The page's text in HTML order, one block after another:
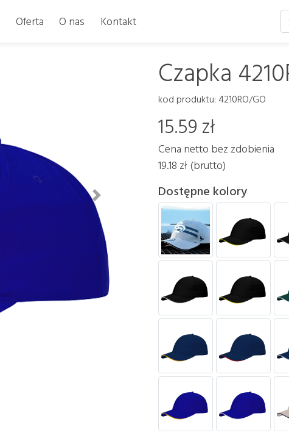
Oferta O nas Kontakt
Dalej
Czapka
kod produktu: 4210RO/GO
15.59 zł
Cena netto bez zdobienia
19.18 zł (brutto)
Dostępne kolory